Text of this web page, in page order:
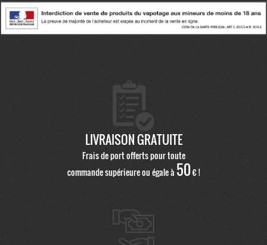
LIVRAISON GRATUITE
Frais de port offerts pour toute
commande supérieure ou égale à 50€ !